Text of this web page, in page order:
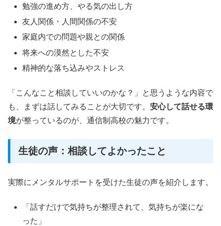
勉強の進め方、やる気の出し方
友人関係・人間関係の不安
家庭内での問題や親との関係
将来への漠然とした不安
精神的な落ち込みやストレス
「こんなこと相談していいのかな？」と思うような内容で
も、まずは話してみることが大切です。 安心して話せる環
境が整っているのが、通信制高校の魅力です。
生徒の声：相談してよかったこと
実際にメンタルサポートを受けた生徒の声を紹介します。
「話すだけで気持ちが整理されて、気持ちが楽にな
った」